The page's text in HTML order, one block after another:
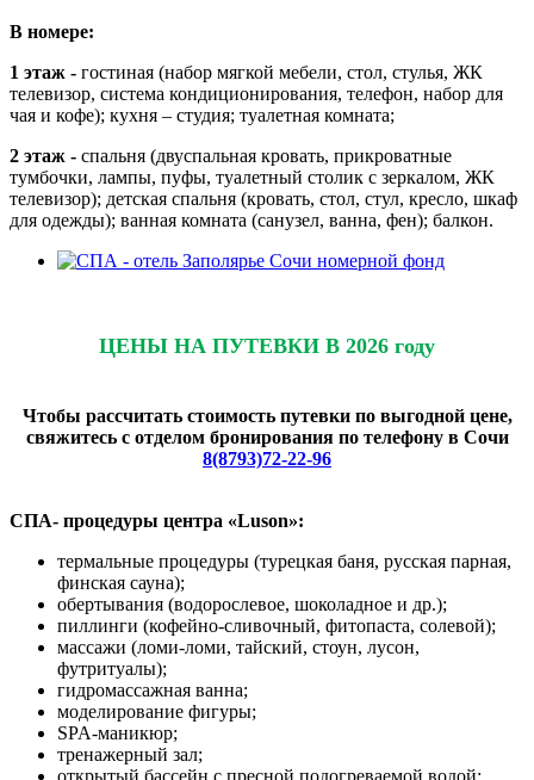
В номере:
1 этаж - гостиная (набор мягкой мебели, стол, стулья, ЖК
телевизор, система кондиционирования, телефон, набор для
чая и кофе); кухня – студия; туалетная комната;
2 этаж - спальня (двуспальная кровать, прикроватные
тумбочки, лампы, пуфы, туалетный столик с зеркалом, ЖК
телевизор); детская спальня (кровать, стол, стул, кресло, шкаф
для одежды); ванная комната (санузел, ванна, фен); балкон.
ЦЕНЫ НА ПУТЕВКИ В 2026 году
Чтобы рассчитать стоимость путевки по выгодной цене,
свяжитесь с отделом бронирования по телефону в Сочи
8(8793)72-22-96
СПА- процедуры центра «Luson»:
термальные процедуры (турецкая баня, русская парная,
финская сауна);
обертывания (водорослевое, шоколадное и др.);
пиллинги (кофейно-сливочный, фитопаста, солевой);
массажи (ломи-ломи, тайский, стоун, лусон,
футритуалы);
гидромассажная ванна;
моделирование фигуры;
SPA-маникюр;
тренажерный зал;
открытый бассейн с пресной подогреваемой водой;